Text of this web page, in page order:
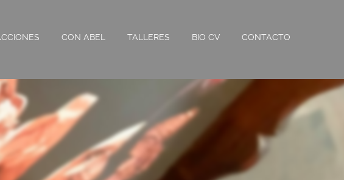
CON ABEL TALLERES BIO CV CONTACTO